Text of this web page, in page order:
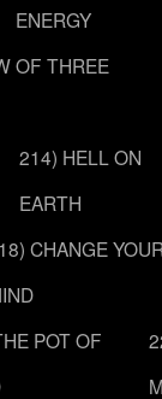
ENERGY
OF THREE
214) HELL ON
EARTH
CHANGE
POT OF